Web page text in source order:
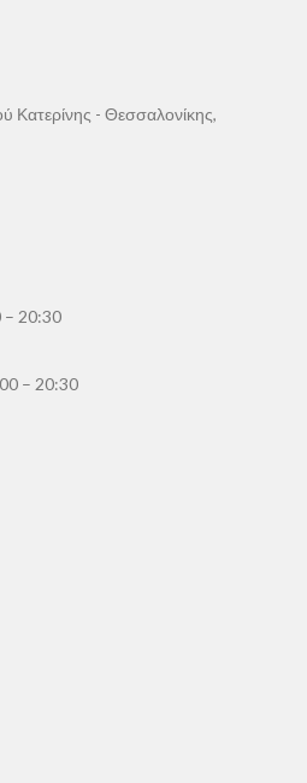
Κατερίνης - Θεσσαλονίκης,
– 20:30
– 20:30